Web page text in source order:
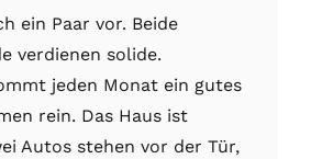
ein Paar vor. Beide
verdienen solide.
jeden Monat ein gutes
rein. Das Haus ist
Autos stehen vor der Tür,